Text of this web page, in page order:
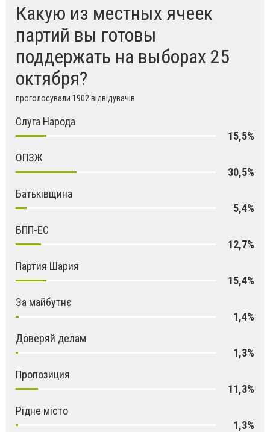
Какую из местных ячеек
партий вы готовы
поддержать на выборах 25
октября?
проголосували 1902 відвідувачів
Слуга Народа
15,5%
ОПЗЖ
30,5%
Батьківщина
5,4%
БПП-ЕС
12,7%
Партия Шария
15,4%
За майбутнє
1,4%
Доверяй делам
1,3%
Пропозиция
11,3%
Рідне місто
1,3%